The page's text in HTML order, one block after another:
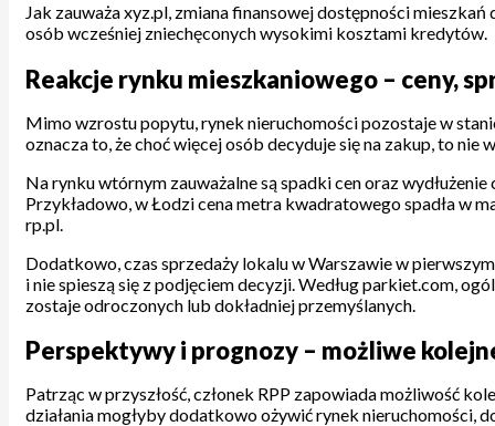
Jak zauważa xyz.pl, zmiana finansowej dostępności
osób wcześniej zniechęconych wysokimi kosztami kredytów.
Reakcje rynku mieszkaniowego – ceny,
Mimo wzrostu popytu, rynek nieruchomości pozostaje w
oznacza to, że choć więcej osób decyduje się na zakup, to
Na rynku wtórnym zauważalne są spadki cen oraz
Przykładowo, w Łodzi cena metra kwadratowego spadła w
rp.pl.
Dodatkowo, czas sprzedaży lokalu w Warszawie w
i nie spieszą się z podjęciem decyzji. Według parkiet.com,
zostaje odroczonych lub dokładniej przemyślanych.
Perspektywy i prognozy – możliwe
Patrząc w przyszłość, członek RPP zapowiada możliwość
działania mogłyby dodatkowo ożywić rynek nieruchomości,